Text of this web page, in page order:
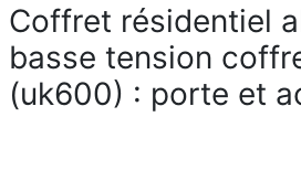
Coffret résidentiel
basse tension
(uk600) : porte et